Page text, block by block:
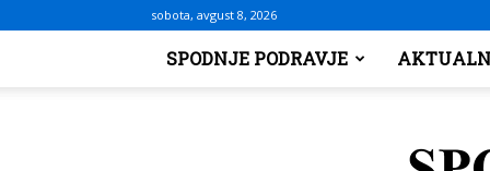
sobota, avgust 8, 2026
SPODNJE PODRAVJE